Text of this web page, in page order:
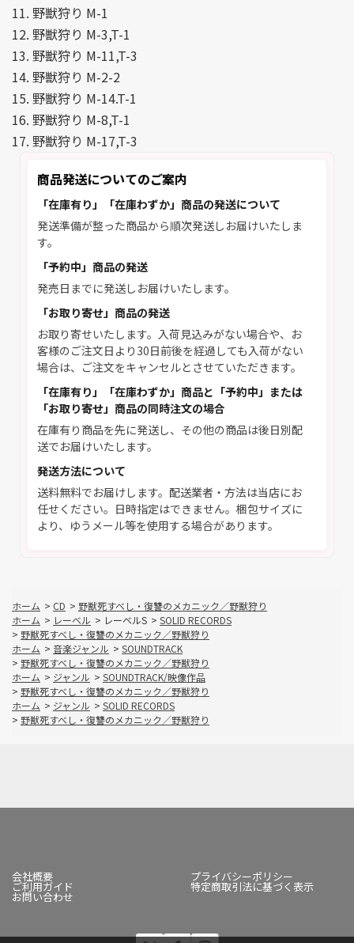
11. 野獣狩り M-1
12. 野獣狩り M-3,T-1
13. 野獣狩り M-11,T-3
14. 野獣狩り M-2-2
15. 野獣狩り M-14.T-1
16. 野獣狩り M-8,T-1
17. 野獣狩り M-17,T-3
商品発送についてのご案内
「在庫有り」「在庫わずか」商品の発送について
発送準備が整った商品から順次発送しお届けいたしま
す。
「予約中」商品の発送
発売日までに発送しお届けいたします。
「お取り寄せ」商品の発送
お取り寄せいたします。入荷見込みがない場合や、お
客様のご注文日より30日前後を経過しても入荷がない
場合は、ご注文をキャンセルとさせていただきます。
「在庫有り」「在庫わずか」商品と「予約中」または
「お取り寄せ」商品の同時注文の場合
在庫有り商品を先に発送し、その他の商品は後日別配
送でお届けいたします。
発送方法について
送料無料でお届けします。配送業者・方法は当店にお
任せください。日時指定はできません。梱包サイズに
より、ゆうメール等を使用する場合があります。
ホーム > CD > 野獣死すべし・復讐のメカニック／野獣狩り
ホーム > レーベル > レーベルS > SOLID RECORDS
> 野獣死すべし・復讐のメカニック／野獣狩り
ホーム > 音楽ジャンル > SOUNDTRACK
> 野獣死すべし・復讐のメカニック／野獣狩り
ホーム > ジャンル > SOUNDTRACK/映像作品
> 野獣死すべし・復讐のメカニック／野獣狩り
ホーム > ジャンル > SOLID RECORDS
> 野獣死すべし・復讐のメカニック／野獣狩り
会社概要 プライバシーポリシー
ご利用ガイド 特定商取引法に基づく表示
お問い合わせ